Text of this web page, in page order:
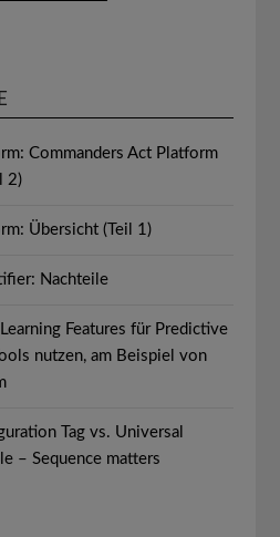
Commanders Act Platform
2)
Übersicht (Teil 1)
Nachteile
Features für Predictive
nutzen, am Beispiel von
Tag vs. Universal
– Sequence matters